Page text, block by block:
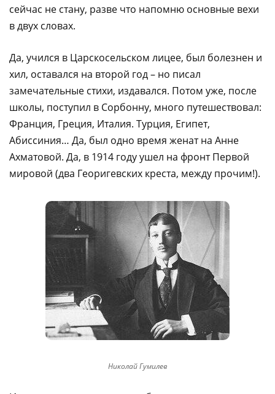
сейчас не стану, разве что напомню основные вехи
в двух словах.
Да, учился в Царскосельском лицее, был болезнен и
хил, оставался на второй год – но писал
замечательные стихи, издавался. Потом уже, после
школы, поступил в Сорбонну, много путешествовал:
Франция, Греция, Италия. Турция, Египет,
Абиссиния… Да, был одно время женат на Анне
Ахматовой. Да, в 1914 году ушел на фронт Первой
мировой (два Георигевских креста, между прочим!).
Николай Гумилев